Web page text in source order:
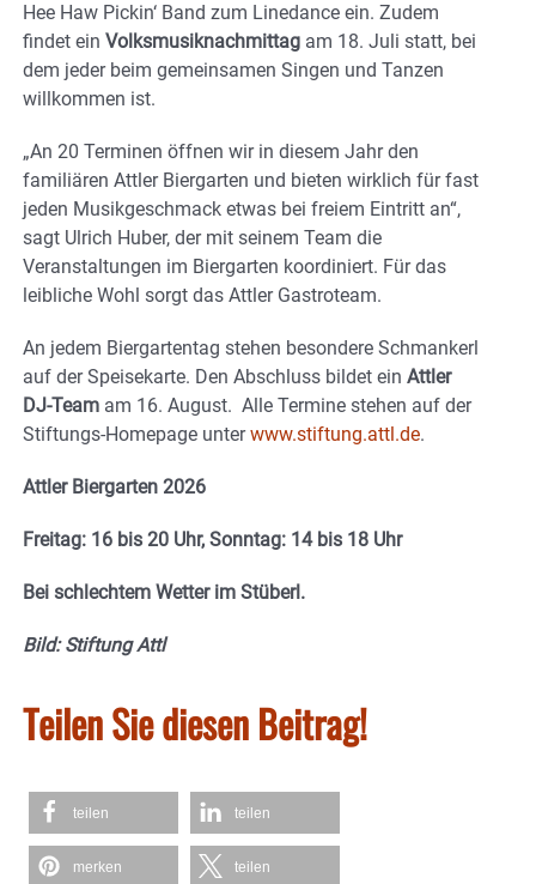
Hee Haw Pickin‘ Band zum Linedance ein. Zudem
findet ein Volksmusiknachmittag am 18. Juli statt, bei
dem jeder beim gemeinsamen Singen und Tanzen
willkommen ist.
„An 20 Terminen öffnen wir in diesem Jahr den
familiären Attler Biergarten und bieten wirklich für fast
jeden Musikgeschmack etwas bei freiem Eintritt an“,
sagt Ulrich Huber, der mit seinem Team die
Veranstaltungen im Biergarten koordiniert. Für das
leibliche Wohl sorgt das Attler Gastroteam.
An jedem Biergartentag stehen besondere Schmankerl
auf der Speisekarte. Den Abschluss bildet ein Attler
DJ-Team am 16. August. Alle Termine stehen auf der
Stiftungs-Homepage unterwww.stiftung.attl.de.
Attler Biergarten 2026
Freitag: 16 bis 20 Uhr, Sonntag: 14 bis 18 Uhr
Bei schlechtem Wetter im Stüberl.
Bild: Stiftung Attl
Teilen Sie diesen Beitrag!
teilen teilen
merken teilen